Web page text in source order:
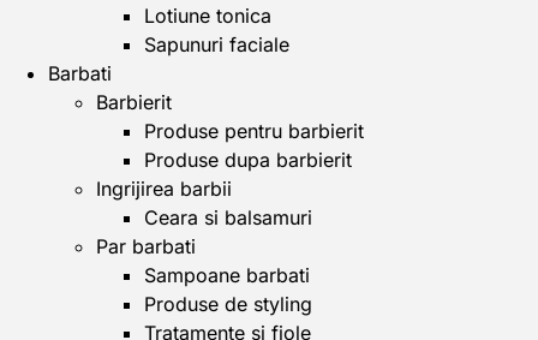
Lotiune tonica
Sapunuri faciale
Barbati
Barbierit
Produse pentru barbierit
Produse dupa barbierit
Ingrijirea barbii
Ceara si balsamuri
Par barbati
Sampoane barbati
Produse de styling
Tratamente si fiole